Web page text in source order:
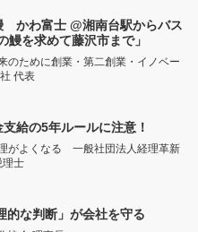
かわ富士 @湘南台駅からバス
を求めて藤沢市まで」
のために創業・第二創業・イノベー
代表
給の5年ルールに注意！
がよくなる 一般社団法人経理革新
士
的な判断」が会社を守る